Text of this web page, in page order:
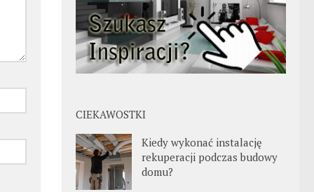
CIEKAWOSTKI
Kiedy wykonać instalację
rekuperacji podczas budowy
domu?